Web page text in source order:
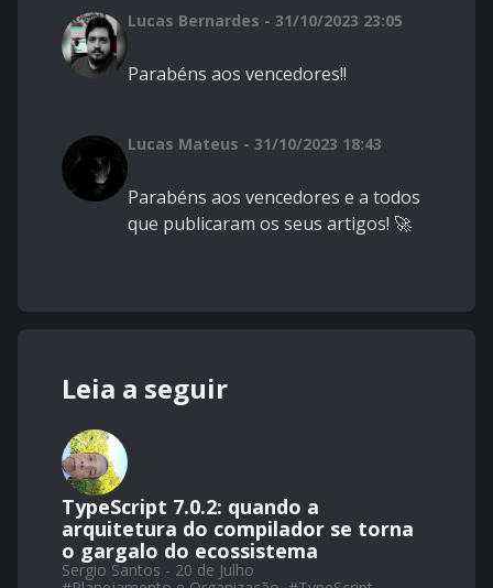
Lucas Bernardes - 31/10/2023 23:05
Parabéns aos vencedores!!
Lucas Mateus - 31/10/2023 18:43
Parabéns aos vencedores e a todos
que publicaram os seus artigos! 🚀
Leia a seguir
TypeScript 7.0.2: quando a
arquitetura do compilador se torna
o gargalo do ecossistema
Sergio Santos - 20 de Julho